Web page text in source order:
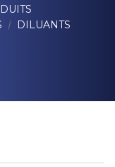
DILUANTS